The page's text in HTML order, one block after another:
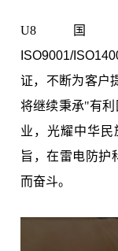
U8
ISO9001/
证，不断为客户
将继续秉承"有
业，光耀中华
旨，在雷电防护
而奋斗。